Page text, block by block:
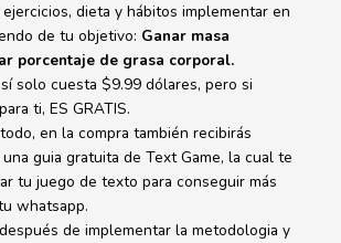
dieta y hábitos implementar en
de tu objetivo: Ganar masa
porcentaje de grasa corporal.
solo cuesta $9.99 dólares, pero si
ti, ES GRATIS.
en la compra también recibirás
guia gratuita de Text Game, la cual te
tu juego de texto para conseguir más
whatsapp.
de implementar la metodologia y